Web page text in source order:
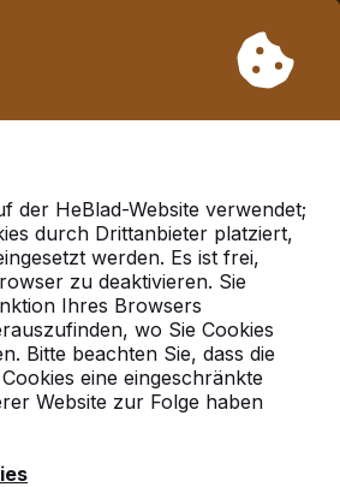
berücksichtigen Sie daher längere
der HeBlad-Website verwendet;
durch Drittanbieter platziert,
werden. Es ist frei,
zu deaktivieren. Sie
Ihres Browsers
wo Sie Cookies
Bitte beachten Sie, dass die
eine eingeschränkte
Website zur Folge haben
in:Berlin